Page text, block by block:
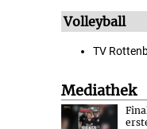
Volleyball
TV
Mediathek